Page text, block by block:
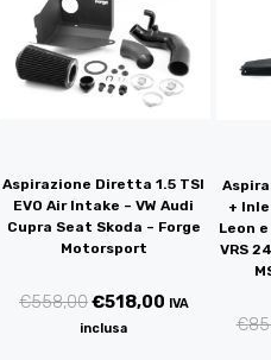
Aspirazione Diretta 1.5 TSI
EVO Air Intake – VW Audi
Cupra Seat Skoda – Forge
Motorsport
€558,00€518,00 IVA
inclusa
+
Leon
VRS
€